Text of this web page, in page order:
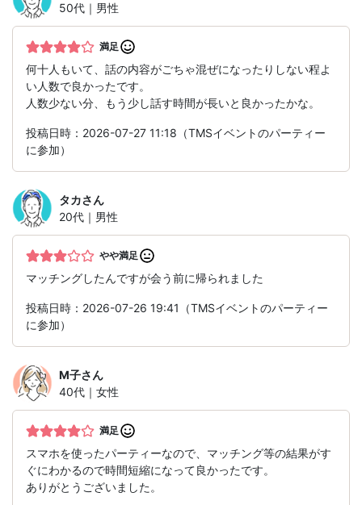
50代｜男性
満足
何十人もいて、話の内容がごちゃ混ぜになったりしない程よ
い人数で良かったです。
人数少ない分、もう少し話す時間が長いと良かったかな。
投稿日時：2026-07-27 11:18（TMSイベントのパーティー
に参加）
タカさん
20代｜男性
やや満足
マッチングしたんですが会う前に帰られました
投稿日時：2026-07-26 19:41（TMSイベントのパーティー
に参加）
M子さん
40代｜女性
満足
スマホを使ったパーティーなので、マッチング等の結果がす
ぐにわかるので時間短縮になって良かったです。
ありがとうございました。